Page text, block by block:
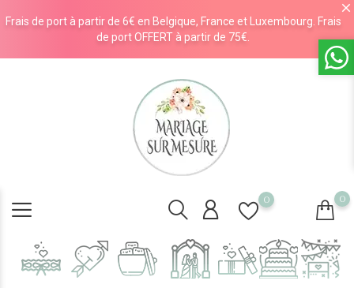
Frais de port à partir de 6€ en Belgique, France et Luxembourg. Frais
de port OFFERT à partir de 75€.
0 0